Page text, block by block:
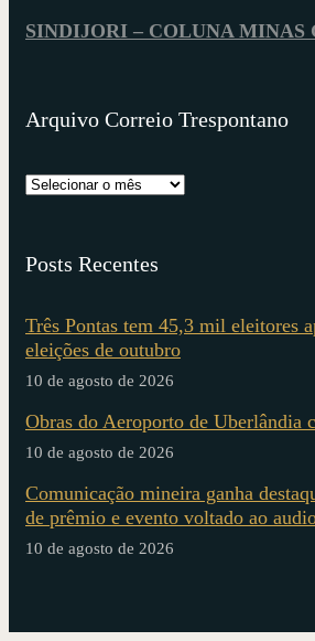
SINDIJORI – COLUNA MINAS
Arquivo Correio Trespontano
Posts Recentes
Três Pontas tem 45,3 mil eleitores
eleições de outubro
10 de agosto de 2026
Obras do Aeroporto de Uberlândia
10 de agosto de 2026
Comunicação mineira ganha
de prêmio e evento voltado ao
10 de agosto de 2026